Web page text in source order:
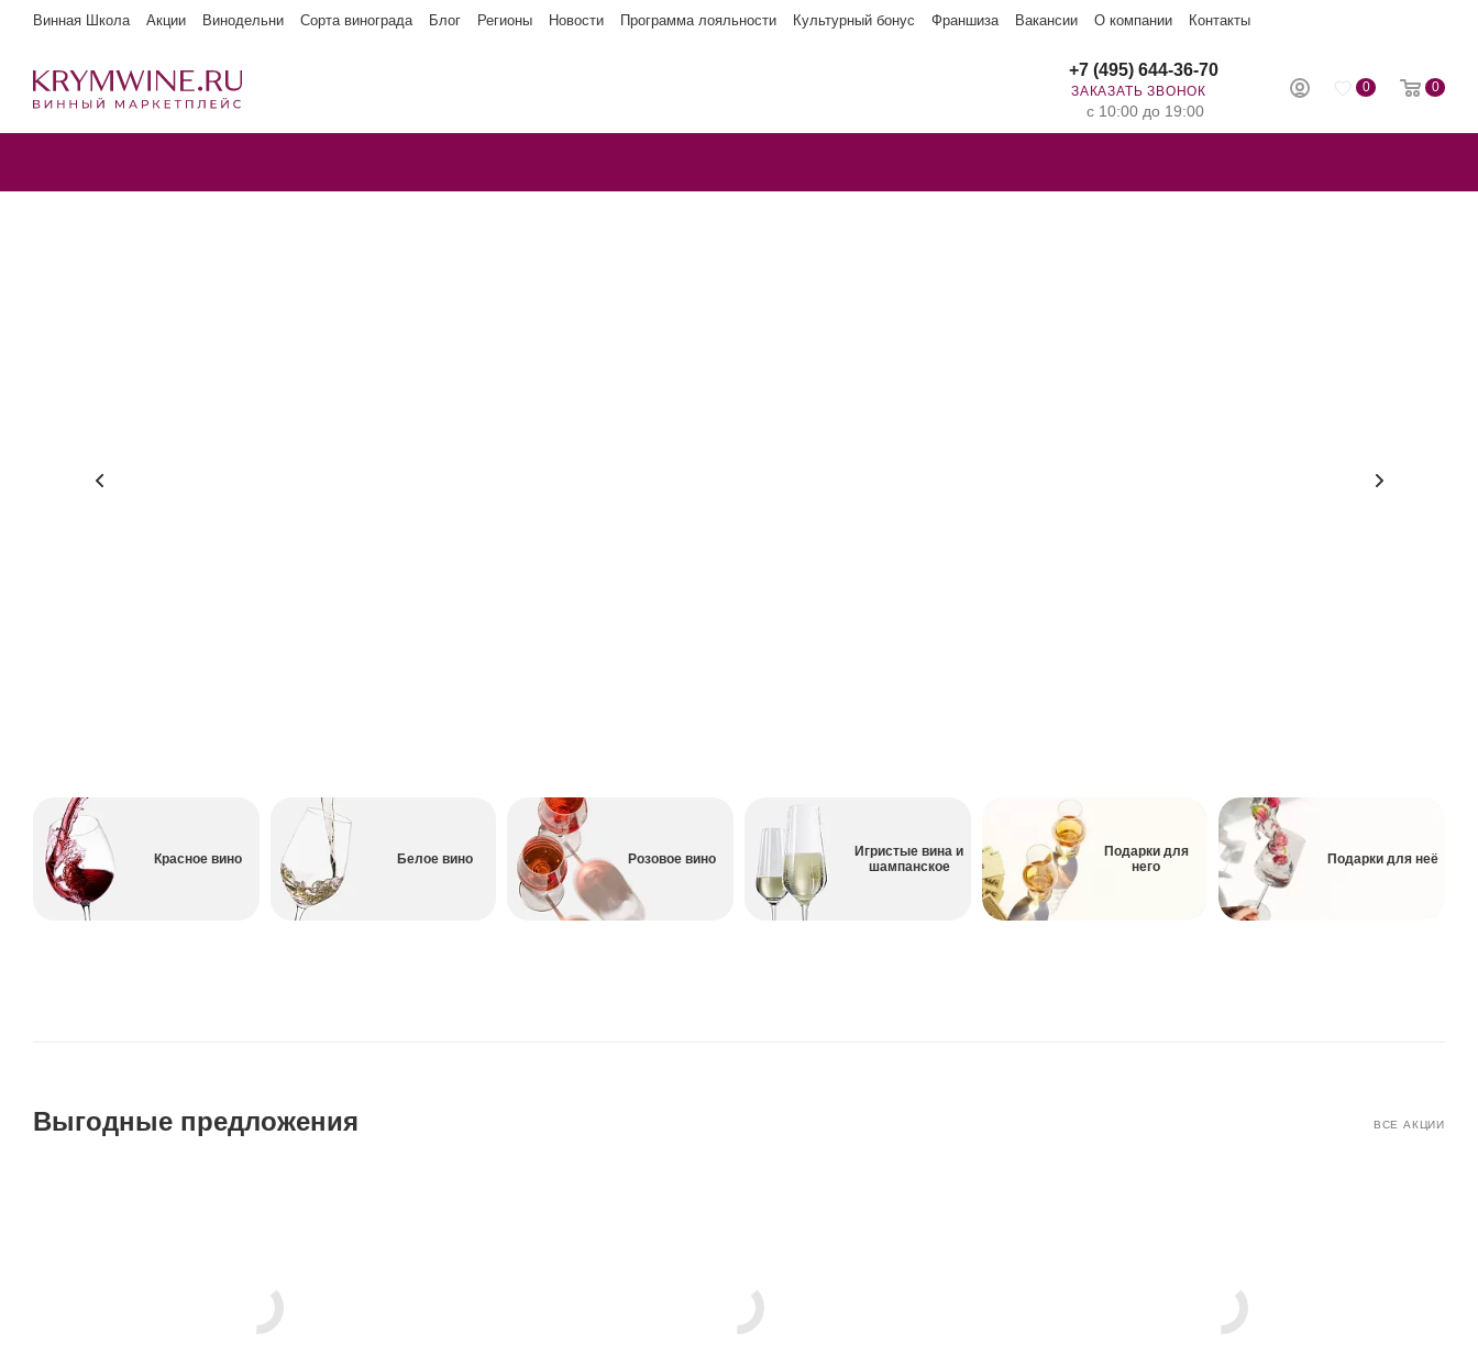
Винная Школа Акции Винодельни Сорта винограда Блог Регионы Новости Программа лояльности Культурный бонус Франшиза Вакансии О компании Контакты
0 0
+7 (495) 644-36-70
ЗАКАЗАТЬ ЗВОНОК
с 10:00 до 19:00
Красное вино Белое вино Розовое вино
Игристые вина и
шампанское
Подарки для
него
Подарки для неё
Выгодные предложения ВСЕ АКЦИИ